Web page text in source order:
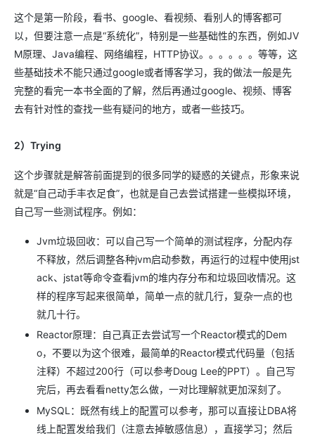
这个是第一阶段，看书、google、看视频、看别人的博客都可
以，但要注意一点是“系统化”，特别是一些基础性的东西，例如JV
M原理、Java编程、网络编程，HTTP协议。。。。。。等等，这
些基础技术不能只通过google或者博客学习，我的做法一般是先
完整的看完一本书全面的了解，然后再通过google、视频、博客
去有针对性的查找一些有疑问的地方，或者一些技巧。
2）Trying
这个步骤就是解答前面提到的很多同学的疑惑的关键点，形象来说
就是“自己动手丰衣足食”，也就是自己去尝试搭建一些模拟环境，
自己写一些测试程序。例如：
Jvm垃圾回收：可以自己写一个简单的测试程序，分配内存
不释放，然后调整各种jvm启动参数，再运行的过程中使用jst
ack、jstat等命令查看jvm的堆内存分布和垃圾回收情况。这
样的程序写起来很简单，简单一点的就几行，复杂一点的也
就几十行。
Reactor原理：自己真正去尝试写一个Reactor模式的Dem
o，不要以为这个很难，最简单的Reactor模式代码量（包括
注释）不超过200行（可以参考Doug Lee的PPT）。自己写
完后，再去看看netty怎么做，一对比理解就更加深刻了。
MySQL：既然有线上的配置可以参考，那可以直接让DBA将
线上配置发给我们（注意去掉敏感信息），直接学习；然后